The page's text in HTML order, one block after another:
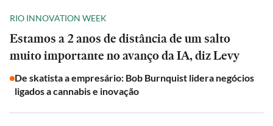
RIO INNOVATION WEEK
Estamos a 2 anos de distância de um salto
muito importante no avanço da IA, diz Levy
De skatista a empresário: Bob Burnquist lidera negócios
ligados a cannabis e inovação